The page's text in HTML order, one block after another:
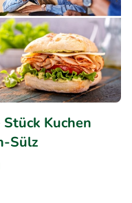
Kuchen
Sülz